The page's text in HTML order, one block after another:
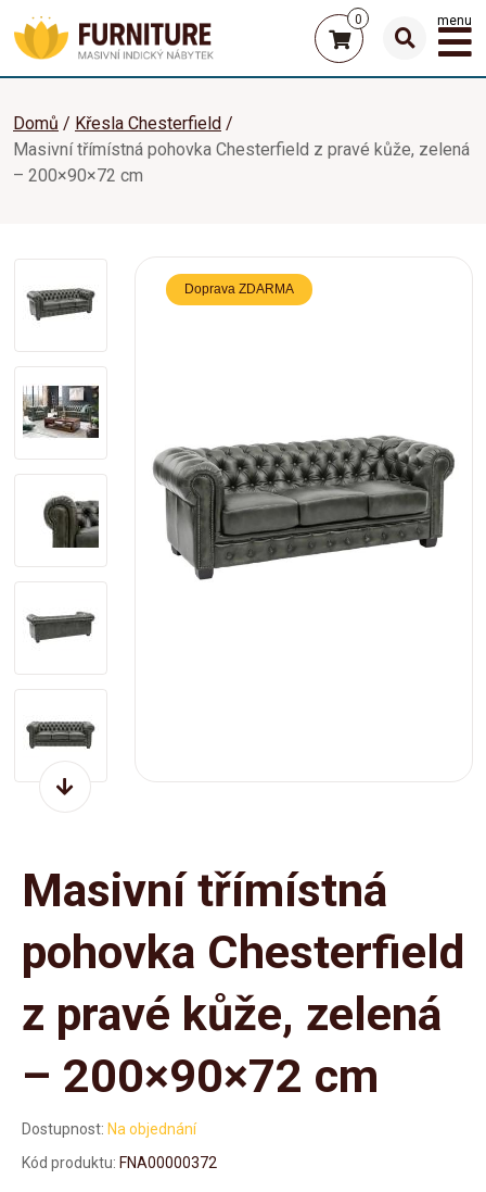
0 menu
Domů
Křesla Chesterfield
Masivní třímístná pohovka Chesterfield z pravé kůže, zelená
– 200×90×72 cm
Doprava ZDARMA
Masivní třímístná
pohovka Chesterfield
z pravé kůže, zelená
– 200×90×72 cm
Dostupnost: Na objednání
Kód produktu: FNA00000372